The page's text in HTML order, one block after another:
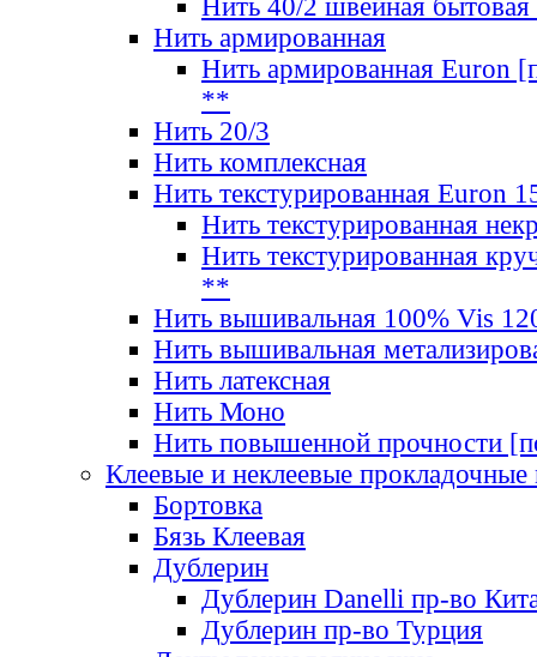
Нить 40/2 швейная бытовая
Нить армированная
Нить армированная Euron
**
Нить 20/3
Нить комплексная
Нить текстурированная Euron
Нить текстурированная
Нить текстурированная
**
Нить вышивальная 100% Vis
Нить вышивальная
Нить латексная
Нить Моно
Нить повышенной прочности
Клеевые и неклеевые прокладочные
Бортовка
Бязь Клеевая
Дублерин
Дублерин Danelli пр-во
Дублерин пр-во Турция